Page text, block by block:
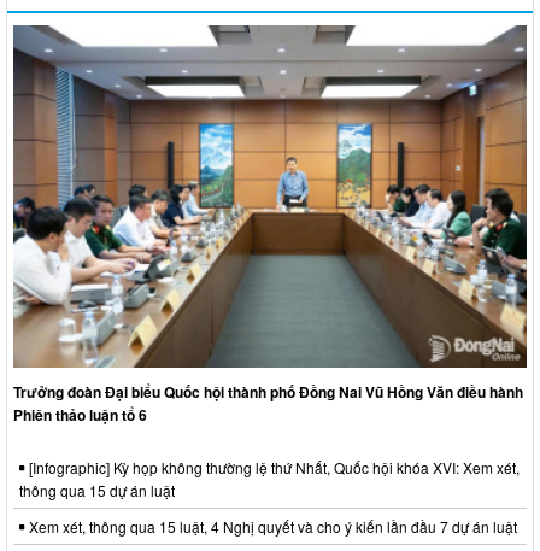
Trưởng đoàn Đại biểu Quốc hội thành phố Đồng Nai Vũ Hồng Văn điều hành
Phiên thảo luận tổ 6
[Infographic] Kỳ họp không thường lệ thứ Nhất, Quốc hội khóa XVI: Xem xét,
thông qua 15 dự án luật
Xem xét, thông qua 15 luật, 4 Nghị quyết và cho ý kiến lần đầu 7 dự án luật